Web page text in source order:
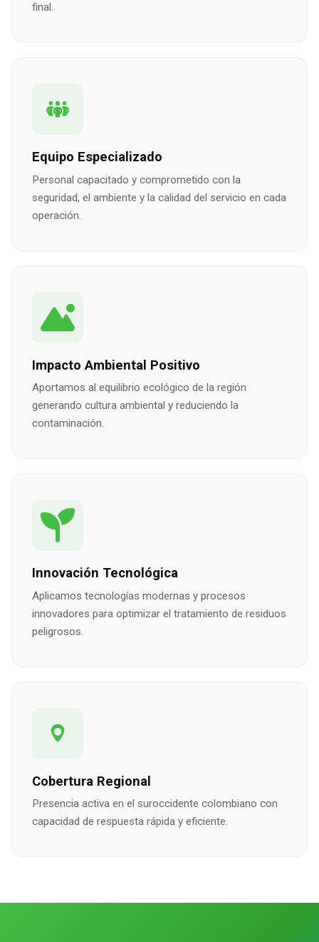
final.
Equipo Especializado
Personal capacitado y comprometido con la
seguridad, el ambiente y la calidad del servicio en cada
operación.
Impacto Ambiental Positivo
Aportamos al equilibrio ecológico de la región
generando cultura ambiental y reduciendo la
contaminación.
Innovación Tecnológica
Aplicamos tecnologías modernas y procesos
innovadores para optimizar el tratamiento de residuos
peligrosos.
Cobertura Regional
Presencia activa en el suroccidente colombiano con
capacidad de respuesta rápida y eficiente.